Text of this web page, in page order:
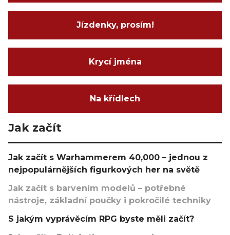
Jízdenky, prosím!
Krycí jména
Na křídlech
Jak začít
Jak začít s Warhammerem 40,000 – jednou z
nejpopulárnějších figurkových her na světě
Jak začít s barvením modelů – potřebné
nástroje, základní poučky i pokročilé techniky
S jakým vyprávěcím RPG byste měli začít?